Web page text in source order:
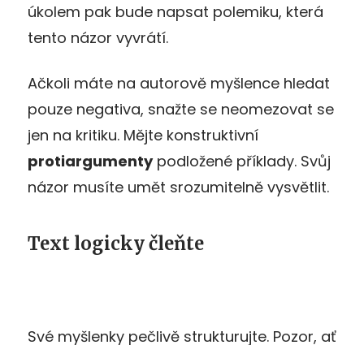
úkolem pak bude napsat polemiku, která
tento názor vyvrátí.
Ačkoli máte na autorově myšlence hledat
pouze negativa, snažte se neomezovat se
jen na kritiku. Mějte konstruktivní
protiargumentypodložené příklady. Svůj
názor musíte umět srozumitelně vysvětlit.
Text logicky čleňte
Své myšlenky pečlivě strukturujte. Pozor, ať